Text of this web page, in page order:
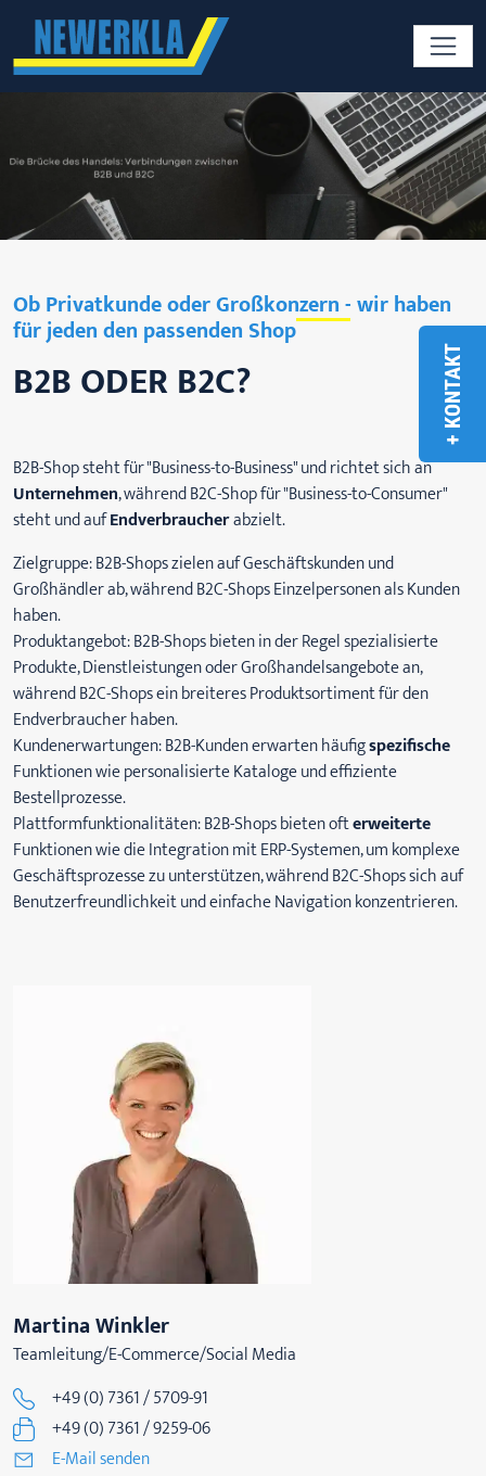
+ KONTAKT
Ob Privatkunde oder Großkonzern - wir haben
für jeden den passenden Shop
B2B ODER B2C?
B2B-Shop steht für "Business-to-Business" und richtet sich an
Unternehmen, während B2C-Shop für "Business-to-Consumer"
steht und aufEndverbraucherabzielt.
Zielgruppe: B2B-Shops zielen auf Geschäftskunden und
Großhändler ab, während B2C-Shops Einzelpersonen als Kunden
haben.
Produktangebot: B2B-Shops bieten in der Regel spezialisierte
Produkte, Dienstleistungen oder Großhandelsangebote an,
während B2C-Shops ein breiteres Produktsortiment für den
Endverbraucher haben.
Kundenerwartungen: B2B-Kunden erwarten häufigspezifische
Funktionen wie personalisierte Kataloge und effiziente
Bestellprozesse.
Plattformfunktionalitäten: B2B-Shops bieten ofterweiterte
Funktionen wie die Integration mit ERP-Systemen, um komplexe
Geschäftsprozesse zu unterstützen, während B2C-Shops sich auf
Benutzerfreundlichkeit und einfache Navigation konzentrieren.
Martina Winkler
Teamleitung/E-Commerce/Social Media
+49 (0) 7361 / 5709-91
+49 (0) 7361 / 9259-06
E-Mail senden